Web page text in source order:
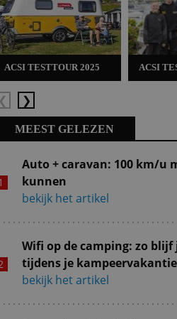
ACSI TESTTOUR 2025 ACSI
Volgende
MEEST GELEZEN
Auto + caravan: 100 km/u
kunnen
bekijk het artikel
Wifi op de camping: zo
tijdens je kampeervakantie
bekijk het artikel